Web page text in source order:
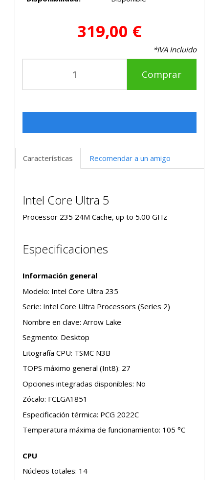
319,00 €
*IVA Incluido
Comprar
Características Recomendar a un amigo
Intel Core Ultra 5
Processor 235 24M Cache, up to 5.00 GHz
Especificaciones
Información general
Modelo: Intel Core Ultra 235
Serie: Intel Core Ultra Processors (Series 2)
Nombre en clave: Arrow Lake
Segmento: Desktop
Litografía CPU: TSMC N3B
TOPS máximo general (Int8): 27
Opciones integradas disponibles: No
Zócalo: FCLGA1851
Especificación térmica: PCG 2022C
Temperatura máxima de funcionamiento: 105 °C
CPU
Núcleos totales: 14